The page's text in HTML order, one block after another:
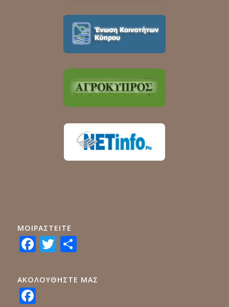
ΜΟΙΡΑΣTEITE
Facebook
Twitter
Share
ΑΚΟΛΟΥΘΗΣΤΕ ΜΑΣ
Facebook